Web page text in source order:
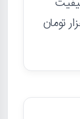
کنم بیش از ۳۰۰ هزار تومان